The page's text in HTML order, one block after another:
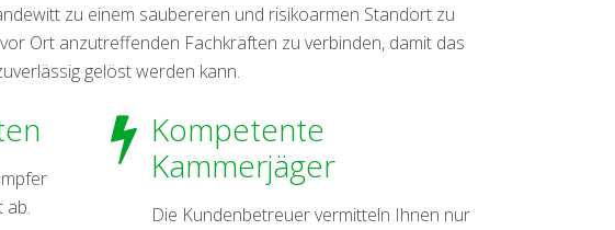
zu einem saubereren und risikoarmen Standort zu
Ort anzutreffenden Fachkräften zu verbinden, damit das
gelöst werden kann.
ab.
Kompetente
Kammerjäger
Die Kundenbetreuer vermitteln Ihnen nur